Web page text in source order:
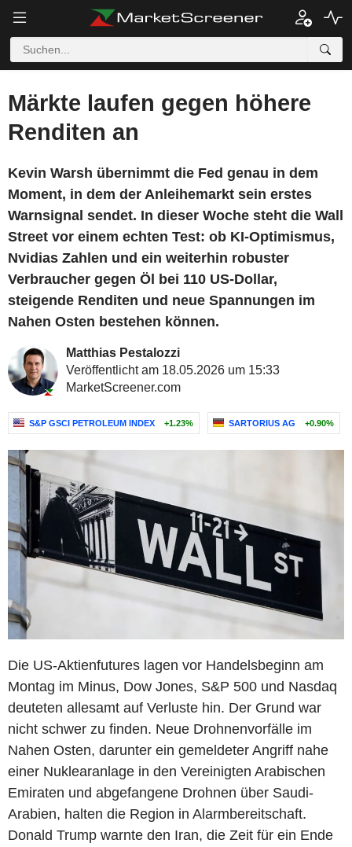
Märkte laufen gegen höhere
Renditen an
Kevin Warsh übernimmt die Fed genau in dem
Moment, in dem der Anleihemarkt sein erstes
Warnsignal sendet. In dieser Woche steht die Wall
Street vor einem echten Test: ob KI-Optimismus,
Nvidias Zahlen und ein weiterhin robuster
Verbraucher gegen Öl bei 110 US-Dollar,
steigende Renditen und neue Spannungen im
Nahen Osten bestehen können.
Matthias Pestalozzi
Veröffentlicht am 18.05.2026 um 15:33
MarketScreener.com
S&P GSCI PETROLEUM INDEX +1.23% SARTORIUS AG +0.90%
Die US-Aktienfutures lagen vor Handelsbeginn am
Montag im Minus, Dow Jones, S&P 500 und Nasdaq
deuteten allesamt auf Verluste hin. Der Grund war
nicht schwer zu finden. Neue Drohnenvorfälle im
Nahen Osten, darunter ein gemeldeter Angriff nahe
einer Nuklearanlage in den Vereinigten Arabischen
Emiraten und abgefangene Drohnen über Saudi-
Arabien, halten die Region in Alarmbereitschaft.
Donald Trump warnte den Iran, die Zeit für ein Ende